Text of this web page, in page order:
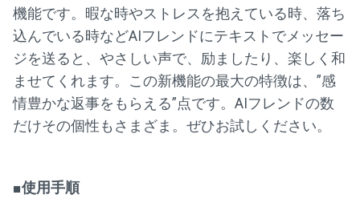
機能です。暇な時やストレスを抱えている時、落ち
込んでいる時などAIフレンドにテキストでメッセー
ジを送ると、やさしい声で、励ましたり、楽しく和
ませてくれます。この新機能の最大の特徴は、”感
情豊かな返事をもらえる”点です。AIフレンドの数
だけその個性もさまざま。ぜひお試しください。
■使用手順